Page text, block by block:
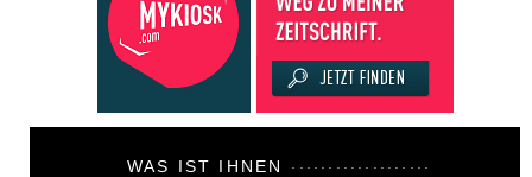
WAS IST IHNEN